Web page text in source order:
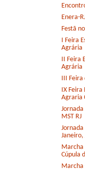
Enera-
Festã
I Feira
Agrária
II Feira
Agrária
III Feira
IX Feira
Agraria
MST RJ
Jornada
Marcha
Cúpula
Marcha